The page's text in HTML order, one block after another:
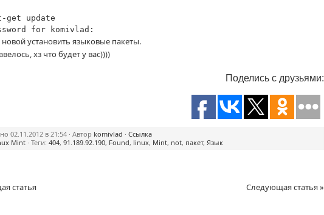
get update
for komivlad:
установить языковые пакеты.
хз что будет у вас))))
Поделись с друзьями:
02.11.2012 в 21:54 · Автор komivlad · Ссылка
Mint · Теги: 404, 91.189.92.190, Found, linux, Mint, not, пакет, Язык
статья Следующая статья »